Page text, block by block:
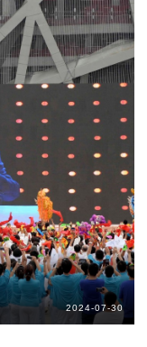
2024-07-30